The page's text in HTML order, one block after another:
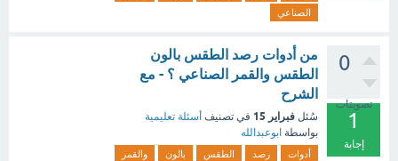
الصناعي
0
تصويتات
1
إجابة
من أدوات رصد الطقس بالون
الطقس والقمر الصناعي ؟ - مع
الشرح
سُئل فبراير 15 في تصنيف أسئلة تعليمية
بواسطة ابوعبدالله
أدوات رصد الطقس بالون
والقمر